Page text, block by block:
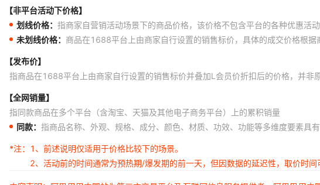
【非平台活动下价格】
划线价格： 指商家自营销活动场景下的商品价格，该价格不包含平台的各种优惠活
未划线价格： 商品在1688平台上由商家自行设置的销售标价，具体的成交价格根
【发布价】
指商品在1688平台上由商家自行设置的销售标价并叠加L会员价折扣后的价格，并非
【全网销量】
指同款商品在多个平台（含淘宝、天猫及其他电子商务平台）上的累积销量
同款： 指商品名称、外观、规格、成分、颜色、材质、功效、功能等多维度要素具
*注：
1、前述说明仅适用于价格比较下的场景。
2、活动前的时间通常为预热期/爆发期的前一天，但因数据的延迟性，取价时